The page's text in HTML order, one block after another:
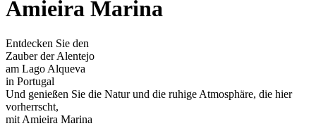
Amieira Marina
Entdecken Sie den
Zauber der Alentejo
am Lago Alqueva
in Portugal
Und genießen Sie die Natur und die ruhige Atmosphäre, die hier
vorherrscht,
mit Amieira Marina